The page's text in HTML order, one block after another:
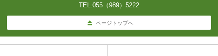
TEL.055（989）5222
ページトップへ